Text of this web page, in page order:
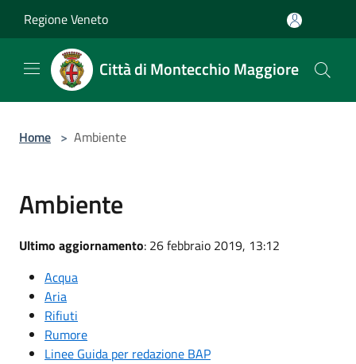
Regione Veneto
Città di Montecchio Maggiore
Home > Ambiente
Ambiente
Ultimo aggiornamento: 26 febbraio 2019, 13:12
Acqua
Aria
Rifiuti
Rumore
Linee Guida per redazione BAP